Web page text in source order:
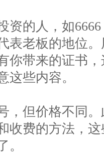
资的人，如
表老板的地位
你带来的证书
这些内容。
，但价格不同
收费的方法，
。